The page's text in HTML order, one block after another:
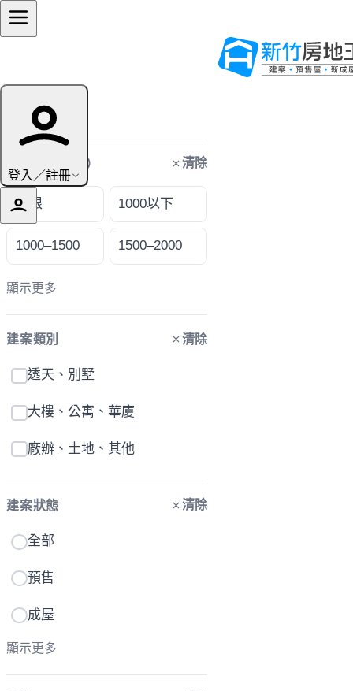
登入／註冊
篩選條件
購屋預算（萬） 清除
不限 1000以下
1000–1500 1500–2000
顯示更多
建案類別 清除
透天、別墅
大樓、公寓、華廈
廠辦、土地、其他
建案狀態 清除
全部
預售
成屋
顯示更多